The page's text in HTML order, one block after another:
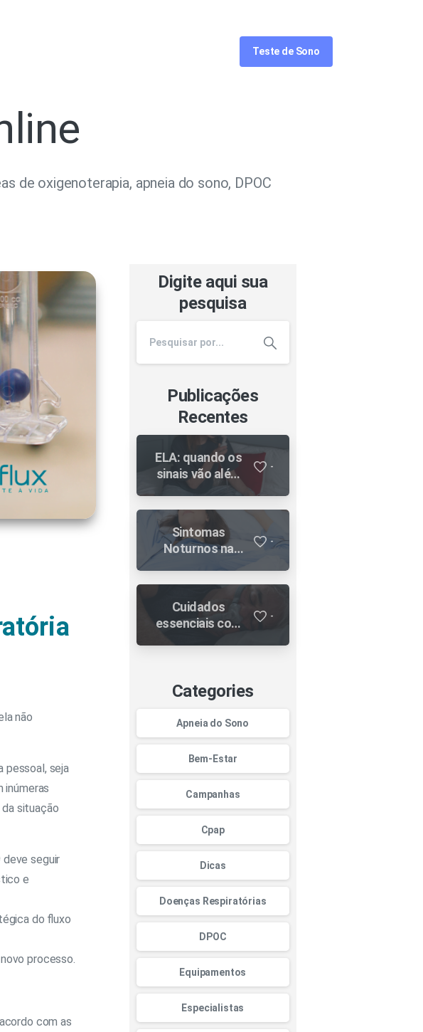
Teste de Sono
de oxigenoterapia, apneia do sono, DPOC
não
pessoal, seja
inúmeras
situação
seguir
e
do fluxo
processo.
com as
Digite aqui sua
pesquisa
Publicações
Recentes
ELA: quando os
sinais vão além
da fraqueza
muscular e por
que o cuidado
respiratório faz
diferença ao
longo da
evolução
-
Sintomas
Noturnos na
Você Não Pode
-
Cuidados
essenciais com
durabilidade e
segurança no
tratamento
-
Categories
Apneia do Sono
Bem-Estar
Campanhas
Cpap
Dicas
Doenças Respiratórias
DPOC
Equipamentos
Especialistas